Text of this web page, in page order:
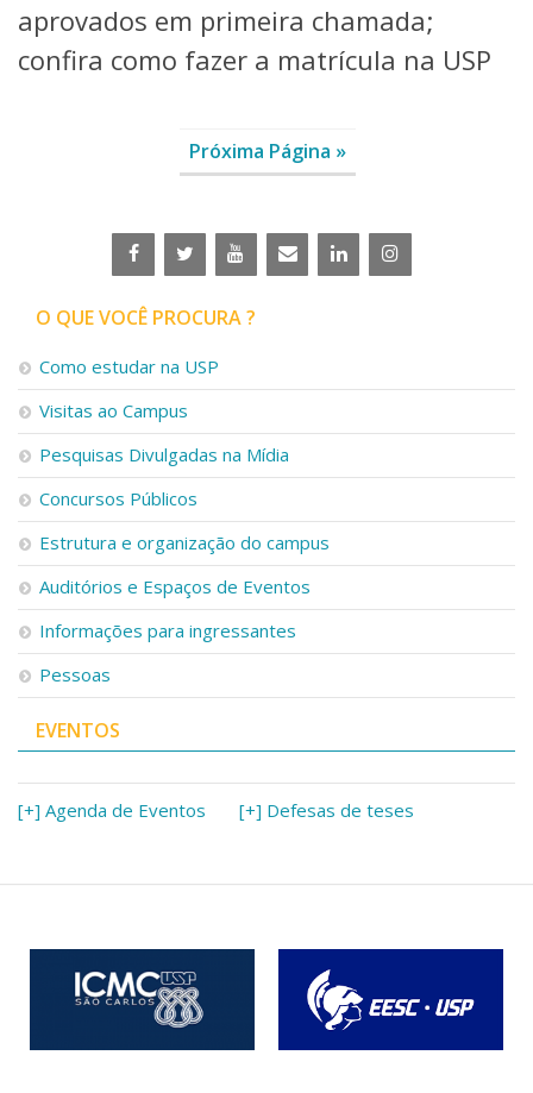
aprovados em primeira chamada;
confira como fazer a matrícula na USP
Próxima Página »
O QUE VOCÊ PROCURA ?
Como estudar na USP
Visitas ao Campus
Pesquisas Divulgadas na Mídia
Concursos Públicos
Estrutura e organização do campus
Auditórios e Espaços de Eventos
Informações para ingressantes
Pessoas
EVENTOS
[+] Agenda de Eventos [+] Defesas de teses